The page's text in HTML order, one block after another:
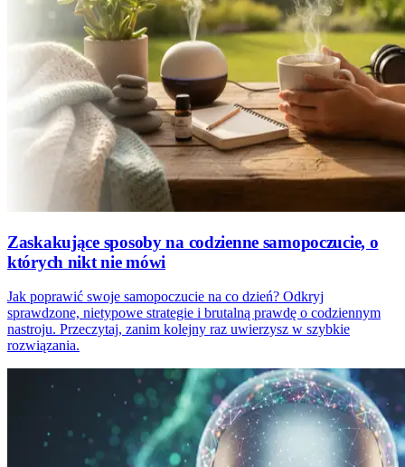
Zaskakujące sposoby na codzienne samopoczucie, o
których nikt nie mówi
Jak poprawić swoje samopoczucie na co dzień? Odkryj
sprawdzone, nietypowe strategie i brutalną prawdę o codziennym
nastroju. Przeczytaj, zanim kolejny raz uwierzysz w szybkie
rozwiązania.